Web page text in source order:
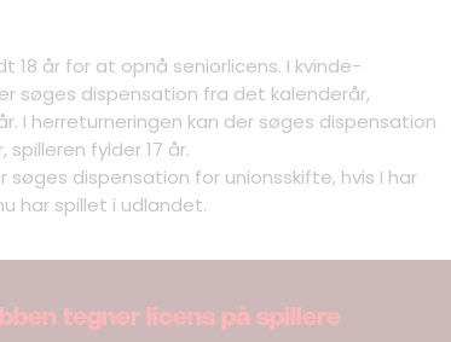
18 år for at opnå seniorlicens. I kvinde-
søges dispensation fra det kalenderår,
I herreturneringen kan der søges dispensation
fylder 17 år.
søges dispensation for unionsskifte, hvis I har
har spillet i udlandet.
tegner licens på spillere